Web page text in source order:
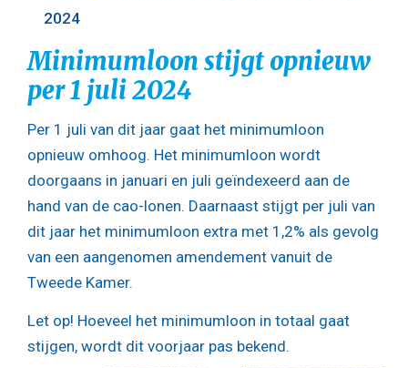
2024
Minimumloon stijgt opnieuw
per 1 juli 2024
Per 1 juli van dit jaar gaat het minimumloon
opnieuw omhoog. Het minimumloon wordt
doorgaans in januari en juli geïndexeerd aan de
hand van de cao-lonen. Daarnaast stijgt per juli van
dit jaar het minimumloon extra met 1,2% als gevolg
van een aangenomen amendement vanuit de
Tweede Kamer.
Let op! Hoeveel het minimumloon in totaal gaat
stijgen, wordt dit voorjaar pas bekend.